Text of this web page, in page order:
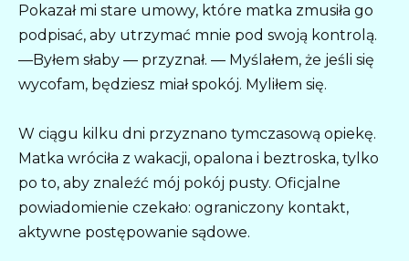
Pokazał mi stare umowy, które matka zmusiła go
podpisać, aby utrzymać mnie pod swoją kontrolą.
—Byłem słaby — przyznał. — Myślałem, że jeśli się
wycofam, będziesz miał spokój. Myliłem się.
W ciągu kilku dni przyznano tymczasową opiekę.
Matka wróciła z wakacji, opalona i beztroska, tylko
po to, aby znaleźć mój pokój pusty. Oficjalne
powiadomienie czekało: ograniczony kontakt,
aktywne postępowanie sądowe.